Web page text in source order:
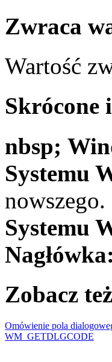
Zwraca
Wartość
Skrócone
nbsp;
Systemu
nowszego.
Systemu
Nagłówka:
Zobacz też
Omówienie pola
WM_GETDLGCODE